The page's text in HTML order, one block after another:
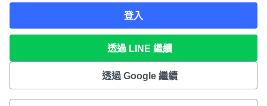
登入
透過 LINE 繼續
透過 Google 繼續